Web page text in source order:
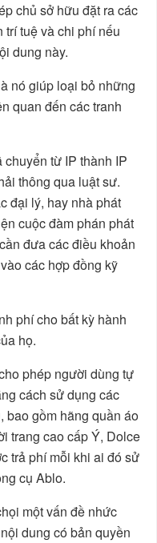
chủ sở hữu đặt ra các
tuệ và chi phí nếu
dung này.
nó giúp loại bỏ những
quan đến các tranh
chuyển từ IP thành IP
thông qua luật sư.
đại lý, hay nhà phát
cuộc đàm phán phát
đưa các điều khoản
các hợp đồng kỹ
phí cho bất kỳ hành
họ.
phép người dùng tự
cách sử dụng các
bao gồm hãng quần áo
trang cao cấp Ý, Dolce
trả phí mỗi khi ai đó sử
cụ Ablo.
một vấn đề nhức
dung có bản quyền